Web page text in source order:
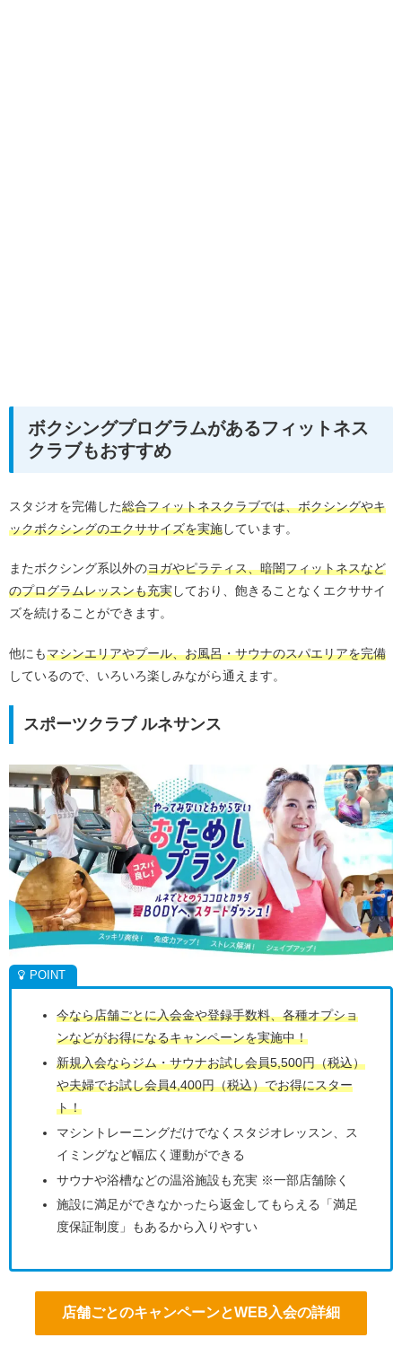
ボクシングプログラムがあるフィットネス
クラブもおすすめ
スタジオを完備した総合フィットネスクラブでは、ボクシングやキ
ックボクシングのエクササイズを実施しています。
またボクシング系以外のヨガやピラティス、暗闇フィットネスなど
のプログラムレッスンも充実しており、飽きることなくエクササイ
ズを続けることができます。
他にもマシンエリアやプール、お風呂・サウナのスパエリアを完備
しているので、いろいろ楽しみながら通えます。
スポーツクラブ ルネサンス
今なら店舗ごとに入会金や登録手数料、各種オプショ
ンなどがお得になるキャンペーンを実施中！
新規入会ならジム・サウナお試し会員5,500円（税込）
や夫婦でお試し会員4,400円（税込）でお得にスター
ト！
マシントレーニングだけでなくスタジオレッスン、ス
イミングなど幅広く運動ができる
サウナや浴槽などの温浴施設も充実 ※一部店舗除く
施設に満足ができなかったら返金してもらえる「満足
度保証制度」もあるから入りやすい
店舗ごとのキャンペーンとWEB入会の詳細